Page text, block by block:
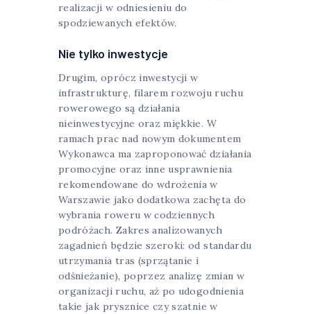
realizacji w odniesieniu do
spodziewanych efektów.
Nie tylko inwestycje
Drugim, oprócz inwestycji w
infrastrukturę, filarem rozwoju ruchu
rowerowego są działania
nieinwestycyjne oraz miękkie. W
ramach prac nad nowym dokumentem
Wykonawca ma zaproponować działania
promocyjne oraz inne usprawnienia
rekomendowane do wdrożenia w
Warszawie jako dodatkowa zachęta do
wybrania roweru w codziennych
podróżach. Zakres analizowanych
zagadnień będzie szeroki: od standardu
utrzymania tras (sprzątanie i
odśnieżanie), poprzez analizę zmian w
organizacji ruchu, aż po udogodnienia
takie jak prysznice czy szatnie w